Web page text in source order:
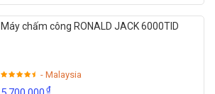
Máy chấm công RONALD JACK 6000TID
- Malaysia
₫